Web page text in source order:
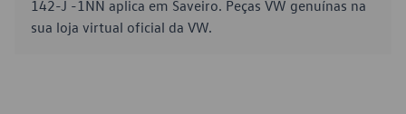
142-J -1NN aplica em Saveiro. Peças VW genuínas na
sua loja virtual oficial da VW.